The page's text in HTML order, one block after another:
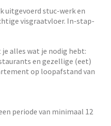
uitgevoerd stuc-werk en
visgraatvloer. In-stap-
alles wat je nodig hebt:
en gezellige (eet)
op loopafstand van
periode van minimaal 12